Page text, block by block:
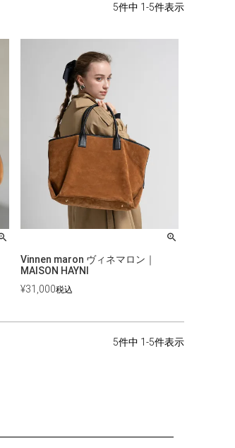
5件中 1-5件表示
Vinnen maron ヴィネマロン｜
MAISON HAYNI
¥31,000税込
5件中 1 -5件表示